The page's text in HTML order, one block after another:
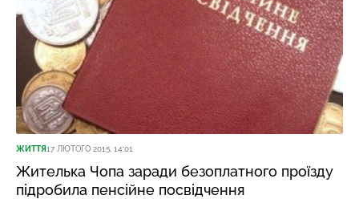
ЖИТТЯ17 ЛЮТОГО 2015, 14:01
Жителька Чопа заради безоплатного проїзду
підробила пенсійне посвідчення